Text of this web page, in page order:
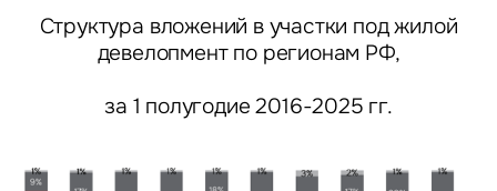
Структура вложений в участки под жилой
девелопмент по регионам РФ,
за 1 полугодие 2016-2025 гг.